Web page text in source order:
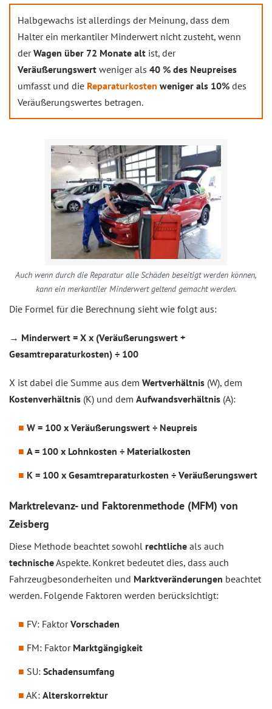
Halbgewachs ist allerdings der Meinung, dass dem
Halter ein merkantiler Minderwert nicht zusteht, wenn
derWagen über 72 Monate alt ist, der
Veräußerungswert weniger als 40 % des Neupreises
umfasst und die Reparaturkosten weniger als 10% des
Veräußerungswertes betragen.
Auch wenn durch die Reparatur alle Schäden beseitigt werden können,
kann ein merkantiler Minderwert geltend gemacht werden.
Die Formel für die Berechnung sieht wie folgt aus:
→ Minderwert = X x (Veräußerungswert +
Gesamtreparaturkosten) ÷ 100
X ist dabei die Summe aus dem Wertverhältnis (W), dem
Kostenverhältnis (K) und dem Aufwandsverhältnis (A):
W = 100 x Veräußerungswert ÷ Neupreis
A = 100 x Lohnkosten ÷ Materialkosten
K = 100 x Gesamtreparaturkosten ÷ Veräußerungswert
Marktrelevanz- und Faktorenmethode (MFM) von
Zeisberg
Diese Methode beachtet sowohl rechtliche als auch
technischeAspekte. Konkret bedeutet dies, dass auch
Fahrzeugbesonderheiten und Marktveränderungen beachtet
werden. Folgende Faktoren werden berücksichtigt:
FV: FaktorVorschaden
FM: Faktor Marktgängigkeit
SU: Schadensumfang
AK: Alterskorrektur